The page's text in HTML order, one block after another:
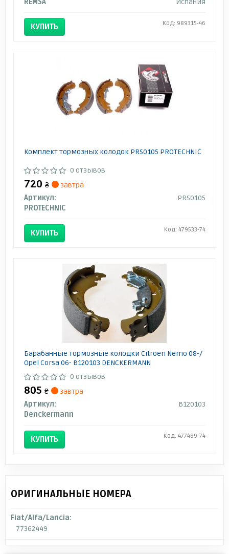
КУПИТЬ Код: 989315-46
Комплект тормозных колодок PRS0105 PROTECHNIC
0 отзывов
720 ₴
завтра
Артикул:
PRS0105
PROTECHNIC
КУПИТЬ Код: 479533-74
Барабанные тормозные колодки Citroen Nemo 08-/
Opel Corsa 06- B120103 DENCKERMANN
0 отзывов
805 ₴
завтра
Артикул:
B120103
Denckermann
КУПИТЬ Код: 477489-74
ОРИГИНАЛЬНЫЕ НОМЕРА
Fiat/Alfa/Lancia:
77362449